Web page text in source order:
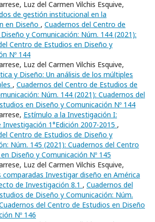
Luz del Carmen Vilchis Esquive,
de gestión institucional en la
en Diseño , Cuadernos del Centro de
y Comunicación: Núm. 144 (2021):
Centro de Estudios en Diseño y
Nº 144
Luz del Carmen Vilchis Esquive,
y Diseño: Un análisis de los múltiples
, Cuadernos del Centro de Estudios de
Núm. 144 (2021): Cuadernos del
en Diseño y Comunicación Nº 144
Estímulo a la Investigación I:
1°Edición 2007-2015 ,
Centro de Estudios de Diseño y
Núm. 145 (2021): Cuadernos del Centro
Diseño y Comunicación Nº 145
Luz del Carmen Vilchis Esquive,
comparadas Investigar diseño en América
de Investigación 8.1 , Cuadernos del
de Diseño y Comunicación: Núm.
del Centro de Estudios en Diseño
Nº 146